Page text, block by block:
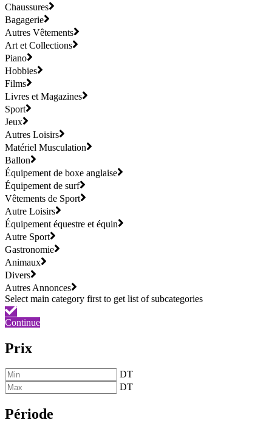
Chaussures
Bagagerie
Autres Vêtements
Art et Collections
Piano
Hobbies
Films
Livres et Magazines
Sport
Jeux
Autres Loisirs
Matériel Musculation
Ballon
Équipement de boxe anglaise
Équipement de surf
Vêtements de Sport
Autre Loisirs
Équipement équestre et équin
Autre Sport
Gastronomie
Animaux
Divers
Autres Annonces
Continue
Prix
DT
DT
Période